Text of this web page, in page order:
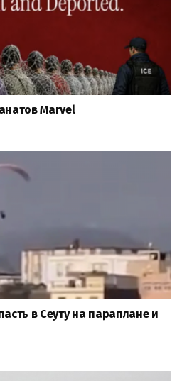
Marvel
в Сеуту на параплане и